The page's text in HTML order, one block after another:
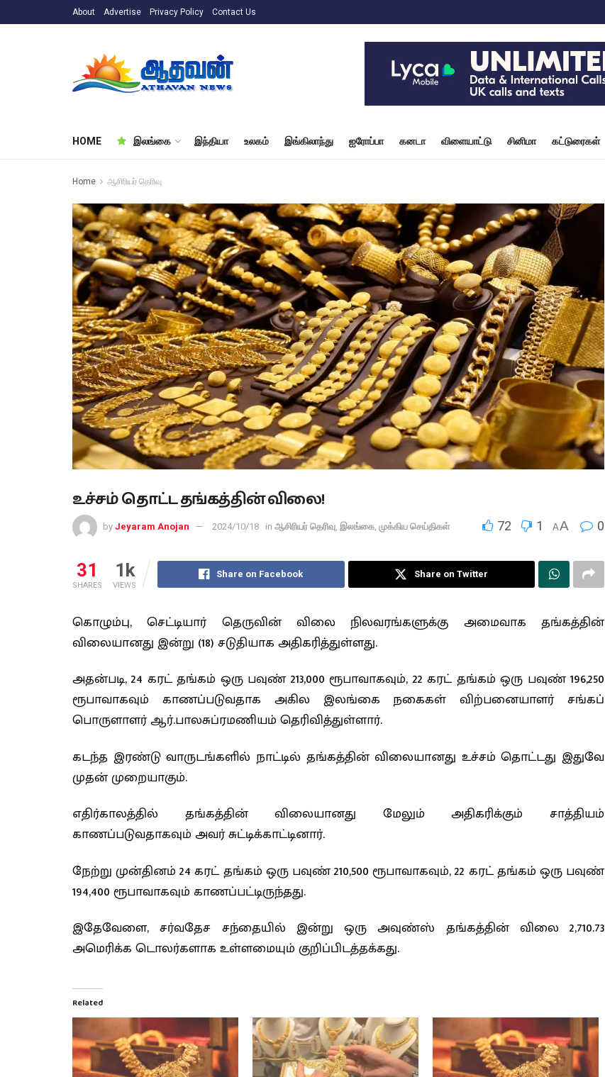
About Advertise Privacy Policy Contact Us
HOME இலங்கை இந்தியா உலகம் இங்கிலாந்து ஐரோப்பா கனடா விளையாட்டு சினிமா கட்டுரைகள்
Home ஆசிரியர் தெரிவு
உச்சம் தொட்ட தங்கத்தின் விலை!
by Jeyaram Anojan 2024/10/18 in ஆசிரியர் தெரிவு இலங்கை முக்கிய செய்திகள் 72 1 AA 0
31
SHARES
1k
VIEWS
Share on Facebook Share on Twitter
கொழும்பு, செட்டியார் தெருவின் விலை நிலவரங்களுக்கு அமைவாக தங்கத்தின்
விலையானது இன்று (18) சடுதியாக அதிகரித்துள்ளது.
அதன்படி, 24 கரட் தங்கம் ஒரு பவுண் 213,000 ரூபாவாகவும், 22 கரட் தங்கம் ஒரு பவுண் 196,250
ரூபாவாகவும் காணப்படுவதாக அகில இலங்கை நகைகள் விற்பனையாளர் சங்கப்
பொருளாளர் ஆர்.பாலசுப்ரமணியம் தெரிவித்துள்ளார்.
கடந்த இரண்டு வாருடங்களில் நாட்டில் தங்கத்தின் விலையானது உச்சம் தொட்டது இதுவே
முதன் முறையாகும்.
எதிர்காலத்தில் தங்கத்தின் விலையானது மேலும் அதிகரிக்கும் சாத்தியம்
காணப்படுவதாகவும் அவர் சுட்டிக்காட்டினார்.
நேற்று முன்தினம் 24 கரட் தங்கம் ஒரு பவுண் 210,500 ரூபாவாகவும், 22 கரட் தங்கம் ஒரு பவுண்
194,400 ரூபாவாகவும் காணப்பட்டிருந்தது.
இதேவ‍ேளை, சர்வதேச சந்தையில் இன்று ஒரு அவுண்ஸ் தங்கத்தின் விலை 2,710.73
அமெரிக்க டொலர்களாக உள்ளமையும் குறிப்பிடத்தக்கது.
Related